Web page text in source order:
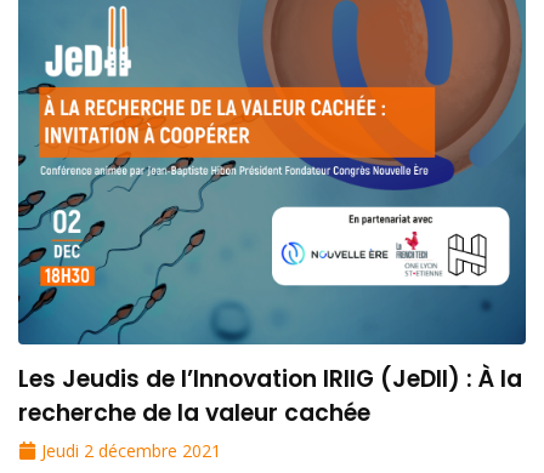
Les Jeudis de l’Innovation IRIIG (JeDII) : À la
recherche de la valeur cachée
Jeudi 2 décembre 2021